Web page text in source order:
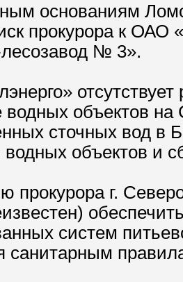
основаниям
прокурора к
№ 3».
водных объектов
сточных вод в
объектов и
прокурора г.
систем
санитарным